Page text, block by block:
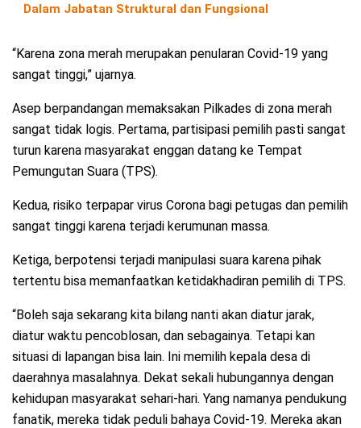
Dalam Jabatan Struktural dan Fungsional
“Karena zona merah merupakan penularan Covid-19 yang
sangat tinggi,” ujarnya.
Asep berpandangan memaksakan Pilkades di zona merah
sangat tidak logis. Pertama, partisipasi pemilih pasti sangat
turun karena masyarakat enggan datang ke Tempat
Pemungutan Suara (TPS).
Kedua, risiko terpapar virus Corona bagi petugas dan pemilih
sangat tinggi karena terjadi kerumunan massa.
Ketiga, berpotensi terjadi manipulasi suara karena pihak
tertentu bisa memanfaatkan ketidakhadiran pemilih di TPS.
“Boleh saja sekarang kita bilang nanti akan diatur jarak,
diatur waktu pencoblosan, dan sebagainya. Tetapi kan
situasi di lapangan bisa lain. Ini memilih kepala desa di
daerahnya masalahnya. Dekat sekali hubungannya dengan
kehidupan masyarakat sehari-hari. Yang namanya pendukung
fanatik, mereka tidak peduli bahaya Covid-19. Mereka akan